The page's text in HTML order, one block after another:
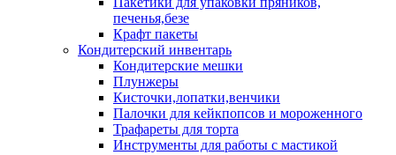
печенья,безе
Крафт пакеты
Кондитерский инвентарь
Кондитерские мешки
Плунжеры
Кисточки,лопатки,венчики
Палочки для кейкпопсов и мороженного
Трафареты для торта
Инструменты для работы с мастикой